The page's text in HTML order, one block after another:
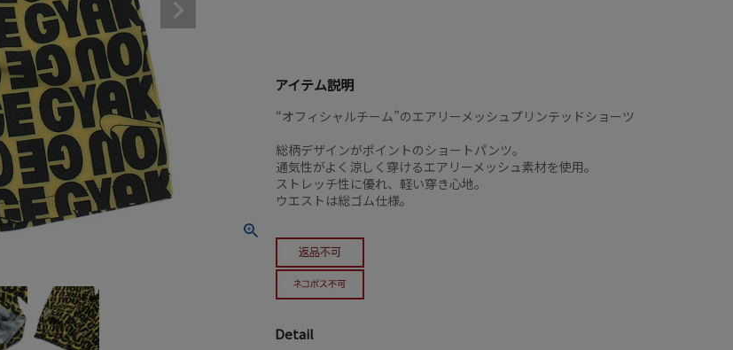
アイテム説明
“オフィシャルチーム”のエアリーメッシュプリンテッドショーツ
総柄デザインがポイントのショートパンツ。
通気性がよく涼しく穿けるエアリーメッシュ素材を使用。
ストレッチ性に優れ、軽い穿き心地。
ウエストは総ゴム仕様。
Detail